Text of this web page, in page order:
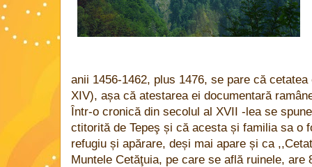
anii 1456-1462, plus 1476, se pare că
XIV), așa că atestarea ei documentară
Într-o cronică din secolul al XVII -lea se
ctitorită de Tepeş și că acesta și familia sa o
refugiu și apărare, deși mai apare și ca
Muntele Cetăţuia, pe care se află ruinele, are